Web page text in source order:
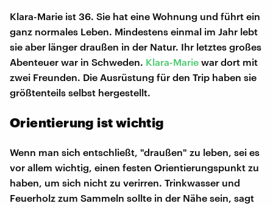
Klara-Marie ist 36. Sie hat eine Wohnung und führt ein
ganz normales Leben. Mindestens einmal im Jahr lebt
sie aber länger draußen in der Natur. Ihr letztes großes
Abenteuer war in Schweden. Klara-Marie war dort mit
zwei Freunden. Die Ausrüstung für den Trip haben sie
größtenteils selbst hergestellt.
Orientierung ist wichtig
Wenn man sich entschließt, "draußen" zu leben, sei es
vor allem wichtig, einen festen Orientierungspunkt zu
haben, um sich nicht zu verirren. Trinkwasser und
Feuerholz zum Sammeln sollte in der Nähe sein, sagt